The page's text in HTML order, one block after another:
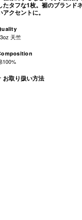
たタフな1枚。裾のブランド
アクセントに。
天竺
100%
お取り扱い方法